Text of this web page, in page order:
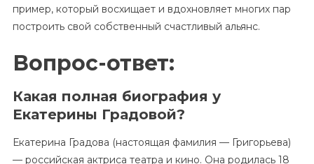
пример, который восхищает и вдохновляет многих пар
построить свой собственный счастливый альянс.
Вопрос-ответ:
Какая полная биография у
Екатерины Градовой?
Екатерина Градова (настоящая фамилия — Григорьева)
— российская актриса театра и кино. Она родилась 18